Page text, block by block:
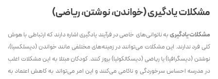
مشکلات یادگیری (خواندن، نوشتن، ریاضی)
مشکلات یادگیری به ناتوانی‌های خاصی در فرآیند یادگیری اشاره دارند که ارتباطی با هوش
کلی فرد ندارند. این مشکلات می‌توانند در زمینه‌های مختلفی مانند خواندن (دیسلکسیا)،
نوشتن (دیسگرافیا) یا ریاضی (دیسکالکولیا) بروز کنند. کودکان مبتلا به این مشکلات اغلب
در مدرسه احساس سرخوردگی و ناکامی می‌کنند و این امر می‌تواند به کاهش اعتماد به